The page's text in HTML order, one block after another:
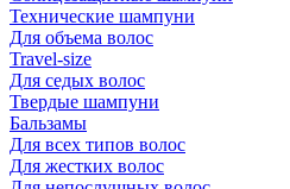
Технические шампуни
Для объема волос
Travel-size
Для седых волос
Твердые шампуни
Бальзамы
Для всех типов волос
Для жестких волос